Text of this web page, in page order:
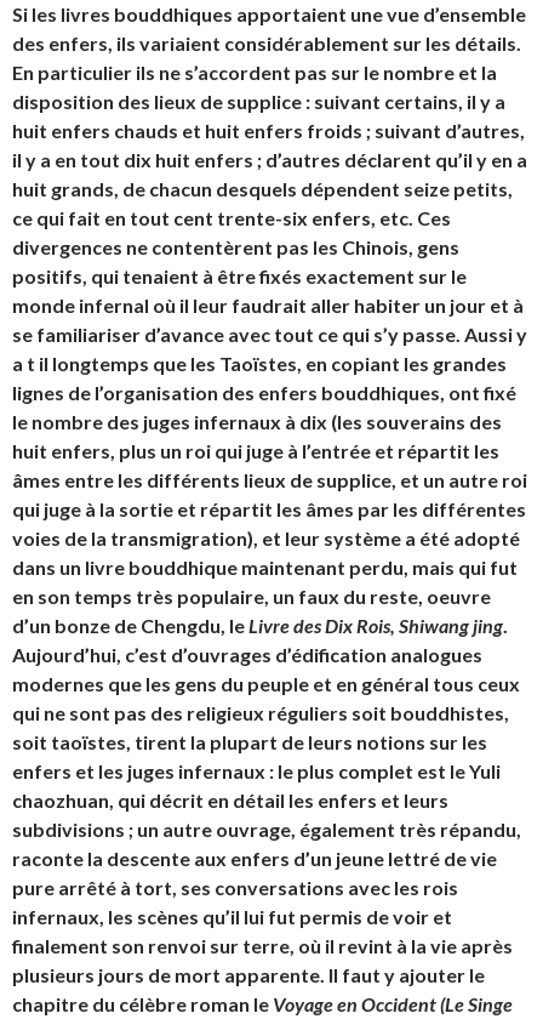
Si les livres bouddhiques apportaient une vue d’ensemble
des enfers, ils variaient considérablement sur les détails.
En particulier ils ne s’accordent pas sur le nombre et la
disposition des lieux de supplice : suivant certains, il y a
huit enfers chauds et huit enfers froids ; suivant d’autres,
il y a en tout dix huit enfers ; d’autres déclarent qu’il y en a
huit grands, de chacun desquels dépendent seize petits,
ce qui fait en tout cent trente-six enfers, etc. Ces
divergences ne contentèrent pas les Chinois, gens
positifs, qui tenaient à être fixés exactement sur le
monde infernal où il leur faudrait aller habiter un jour et à
se familiariser d’avance avec tout ce qui s’y passe. Aussi y
a t il longtemps que les Taoïstes, en copiant les grandes
lignes de l’organisation des enfers bouddhiques, ont fixé
le nombre des juges infernaux à dix (les souverains des
huit enfers, plus un roi qui juge à l’entrée et répartit les
âmes entre les différents lieux de supplice, et un autre roi
qui juge à la sortie et répartit les âmes par les différentes
voies de la transmigration), et leur système a été adopté
dans un livre bouddhique maintenant perdu, mais qui fut
en son temps très populaire, un faux du reste, oeuvre
d’un bonze de Chengdu, leLivre des Dix Rois, Shiwang jing
Aujourd’hui, c’est d’ouvrages d’édification analogues
modernes que les gens du peuple et en général tous ceux
qui ne sont pas des religieux réguliers soit bouddhistes,
soit taoïstes, tirent la plupart de leurs notions sur les
enfers et les juges infernaux : le plus complet est le Yuli
chaozhuan, qui décrit en détail les enfers et leurs
subdivisions ; un autre ouvrage, également très répandu,
raconte la descente aux enfers d’un jeune lettré de vie
pure arrêté à tort, ses conversations avec les rois
infernaux, les scènes qu’il lui fut permis de voir et
finalement son renvoi sur terre, où il revint à la vie après
plusieurs jours de mort apparente. Il faut y ajouter le
chapitre du célèbre roman le Voyage en Occident (Le Singe